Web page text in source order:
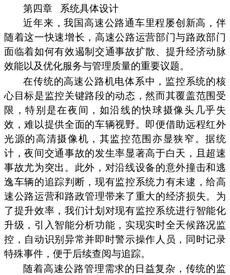
第四章
系统具体设计
近年来，我国高速公路通车里程屡创新高，伴
随着这一快速增长，高速公路运营部门与路政部门
面临着如何有效遏制交通事故扩散、提升经济动脉
效能以及优化服务与管理质量的重要议题。
在传统的高速公路机电体系中，监控系统的核
心目标是监控关键路段的动态，然而其覆盖范围受
限，特别是在夜间，如沿线的快球摄像头几乎失
效，难以提供全面的车辆视野。即便借助远程红外
光源的高清摄像机，其监控范围亦显狭窄。据统
计，夜间交通事故的发生率显著高于白天，且超速
事故尤为突出。此外，对沿线设备的意外撞击和逃
逸车辆的追踪判断，现有监控系统力有未逮，给高
速公路运营和路政管理带来了重大的经济损失。为
了提升效率，我们计划对现有监控系统进行智能化
升级，引入智能分析功能，实现实时全天候路况监
控，自动识别异常并即时警示操作人员，同时记录
特殊事件，便于后续查阅与追踪。
随着高速公路管理需求的日益复杂，传统的监